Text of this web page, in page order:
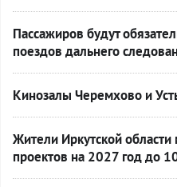
Пассажиров будут
поездов дальнего
Кинозалы Черемхово и
Жители Иркутской области
проектов на 2027 год до